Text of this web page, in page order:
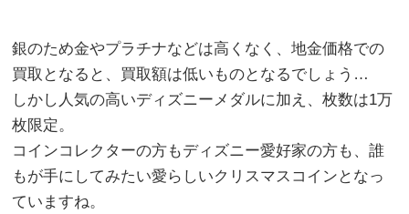
銀のため金やプラチナなどは高くなく、地金価格での
買取となると、買取額は低いものとなるでしょう…
しかし人気の高いディズニーメダルに加え、枚数は1万
枚限定。
コインコレクターの方もディズニー愛好家の方も、誰
もが手にしてみたい愛らしいクリスマスコインとなっ
ていますね。